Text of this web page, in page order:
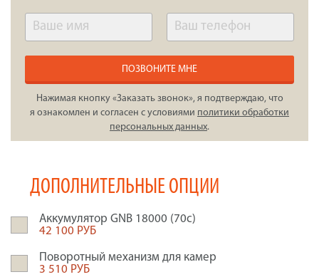
ПОЗВОНИТЕ МНЕ
Нажимая кнопку «Заказать звонок», я подтверждаю, что
я ознакомлен и согласен с условиями политики обработки
персональных данных.
ДОПОЛНИТЕЛЬНЫЕ ОПЦИИ
Аккумулятор GNB 18000 (70c)
42 100 РУБ
Поворотный механизм для камер
3 510 РУБ